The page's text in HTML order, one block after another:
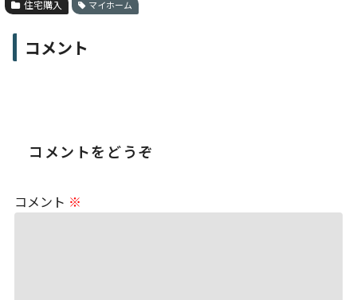
住宅購入 マイホーム
コメント
コメントをどうぞ
コメント ※